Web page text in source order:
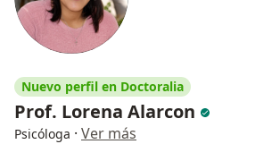
Nuevo perfil en Doctoralia
Prof. Lorena Alarcon
Psicóloga · Ver más